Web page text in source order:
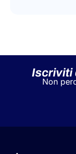
Iscriviti
Non